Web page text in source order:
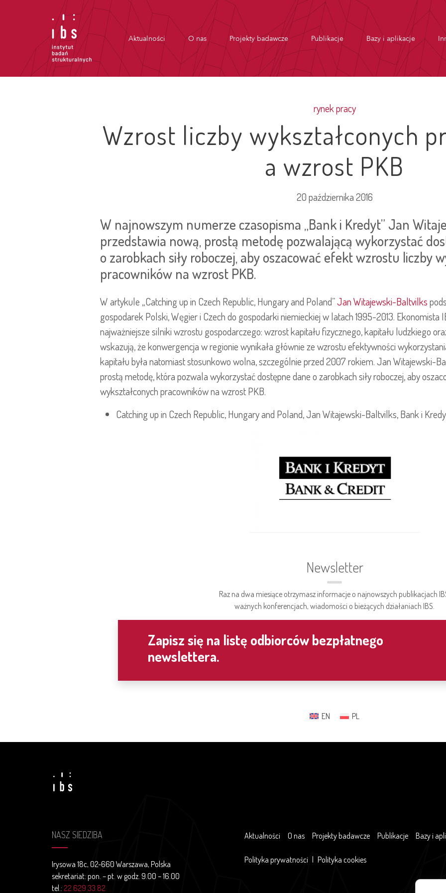
Aktualności O nas Projekty badawcze Publikacje Bazy i aplikacje
rynek pracy
Wzrost liczby wykształconych
a wzrost PKB
20 października 2016
W najnowszym numerze czasopisma „Bank i Kredyt” Jan
przedstawia nową, prostą metodę pozwalającą wykorzystać
o zarobkach siły roboczej, aby oszacować efekt wzrostu liczby
pracowników na wzrost PKB.
W artykule „Catching up in Czech Republic, Hungary and Poland”Jan Witajewski-Baltvilks
gospodarek Polski, Węgier i Czech do gospodarki niemieckiej w latach 1995-2013. Ekonomista
najważniejsze silniki wzrostu gospodarczego: wzrost kapitału fizycznego, kapitału ludzkiego
wskazują, że konwergencja w regionie wynikała głównie ze wzrostu efektywności
kapitału była natomiast stosunkowo wolna, szczególnie przed 2007 rokiem. Jan Witajewski-
prostą metodę, która pozwala wykorzystać dostępne dane o zarobkach siły roboczej, aby
wykształconych pracowników na wzrost PKB.
Catching up in Czech Republic, Hungary and Poland, Jan Witajewski-Baltvilks, Bank i
Newsletter
Raz na dwa miesiące otrzymasz informacje o najnowszych publikacjach
ważnych konferencjach, wiadomości o bieżących działaniach IBS.
Zapisz się na listę odbiorców bezpłatnego
newslettera.
EN PL
NASZ SIEDZIBA
Irysowa 18c, 02-660 Warszawa, Polska
sekretariat: pon. – pt. w godz. 9.00 – 16.00
tel.: 22 629 33 82
Aktualności O nas Projekty badawcze Publikacje Bazy i
Polityka prywatności | Polityka cookies